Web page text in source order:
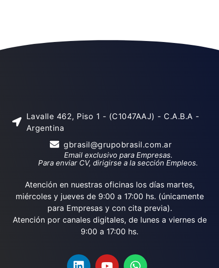
Lavalle 462, Piso 1 - (C1047AAJ) - C.A.B.A -
Argentina
gbrasil@grupobrasil.com.ar
Email exclusivo para Empresas.
Para enviar CV, dirigirse a la sección Empleos.
Atención en nuestras oficinas los días martes,
miércoles y jueves de 9:00 a 17:00 hs. (únicamente
para Empresas y con cita previa).
Atención por canales digitales, de lunes a viernes de
9:00 a 17:00 hs.